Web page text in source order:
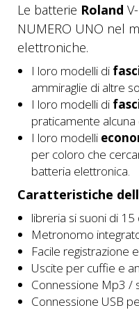
Le batterie Roland
NUMERO UNO nel
elettroniche.
I loro modelli di
ammiraglie di altre
I loro modelli di
praticamente
I loro modelli
per coloro che
batteria elettronica.
Caratteristiche
libreria si suoni di
Metronomo
Facile registrazione
Uscite per cuffie e
Connessione Mp3 /
Connessione USB